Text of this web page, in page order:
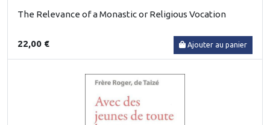
The Relevance of a Monastic or Religious Vocation
22,00 € Ajouter au panier